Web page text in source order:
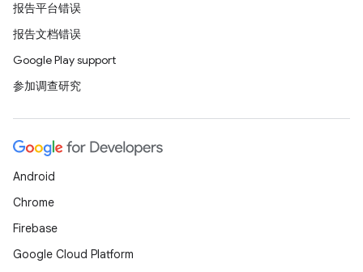
报告平台错误
报告文档错误
Google Play support
参加调查研究
Android
Chrome
Firebase
Google Cloud Platform